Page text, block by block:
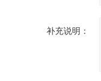
补充说明：